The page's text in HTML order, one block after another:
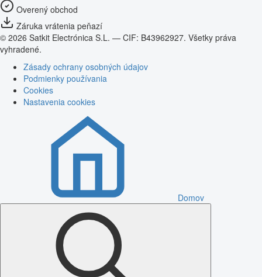
Overený obchod
Záruka vrátenia peňazí
© 2026 Satkit Electrónica S.L. — CIF: B43962927. Všetky práva
vyhradené.
Zásady ochrany osobných údajov
Podmienky používania
Cookies
Nastavenia cookies
Domov